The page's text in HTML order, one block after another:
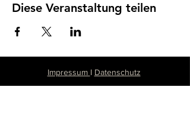
Diese Veranstaltung teilen
Impressum I Datenschutz